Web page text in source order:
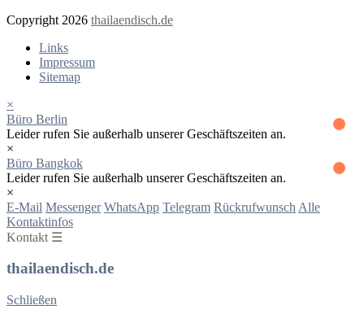
Copyright 2026 thailaendisch.de
Links
Impressum
Sitemap
×
Büro Berlin
Leider rufen Sie außerhalb unserer Geschäftszeiten an.
×
Büro Bangkok
Leider rufen Sie außerhalb unserer Geschäftszeiten an.
×
E-Mail Messenger WhatsApp Telegram Rückrufwunsch Alle
Kontaktinfos
Kontakt ☰
thailaendisch.de
Schließen